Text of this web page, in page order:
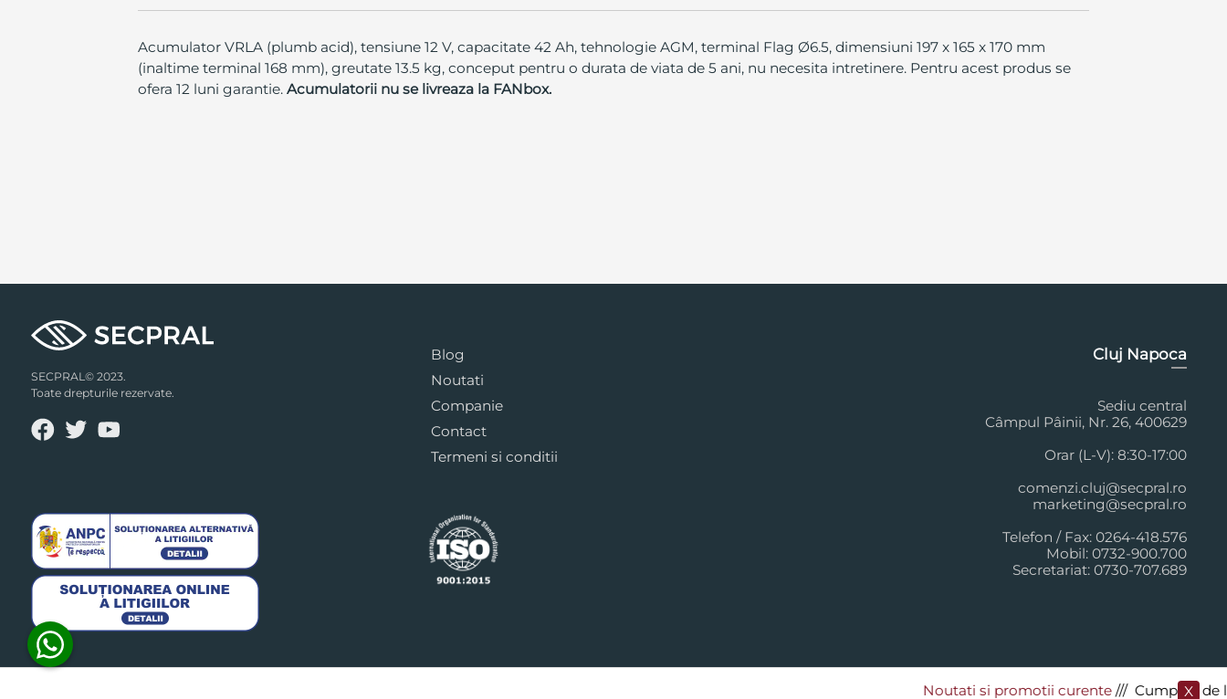
Noutati si promotii curente​/// Cumpara de la
X
Acumulator VRLA (plumb acid), tensiune 12 V, capacitate 42 Ah, tehnologie AGM, terminal Flag Ø6.5, dimensiuni 197 x 165 x 170 mm
(inaltime terminal 168 mm), greutate 13.5 kg, conceput pentru o durata de viata de 5 ani, nu necesita intretinere. Pentru acest produs se
ofera 12 luni garantie.Acumulatorii nu se livreaza la FANbox.
SECPRAL© 2023.
Toate drepturile rezervate.
Blog
Noutati
Companie
Contact
Termeni si conditii
Cluj Napoca
Sediu central
Câmpul Pâinii, Nr. 26, 400629
Orar (L-V): 8:30-17:00
comenzi.cluj@secpral.ro
marketing@secpral.ro
Telefon / Fax: 0264-418.576
Mobil: 0732-900.700
Secretariat: 0730-707.689